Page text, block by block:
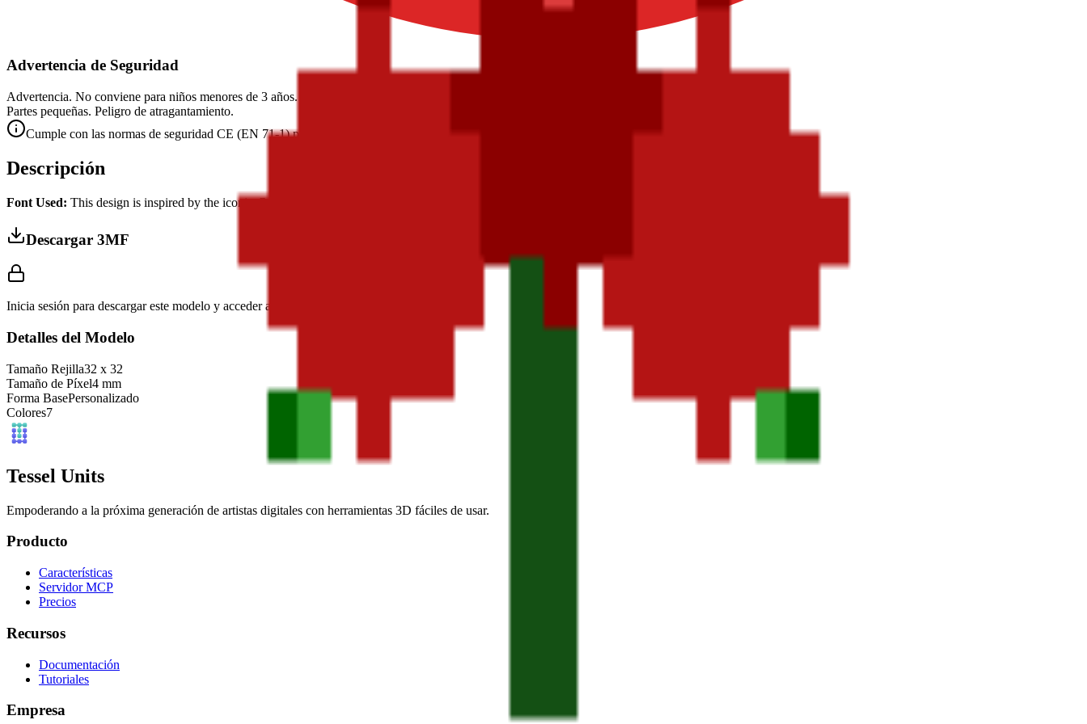
Advertencia de Seguridad
Advertencia. No conviene para niños menores de 3 años.
Partes pequeñas. Peligro de atragantamiento.
Cumple con las normas de seguridad CE (EN 71-1) para objetos pequeños.
Descripción
Font Used: This design is inspired by the iconicGoogle Noto Emoji
Descargar 3MF
Inicia sesión para descargar este modelo y acceder a los ajustes de impresión.
Detalles del Modelo
Tamaño Rejilla32 x 32
Tamaño de Píxel4 mm
Forma BasePersonalizado
Colores7
Tessel Units
Empoderando a la próxima generación de artistas digitales con herramientas 3D fáciles de usar.
Producto
Características
Servidor MCP
Precios
Recursos
Documentación
Tutoriales
Empresa